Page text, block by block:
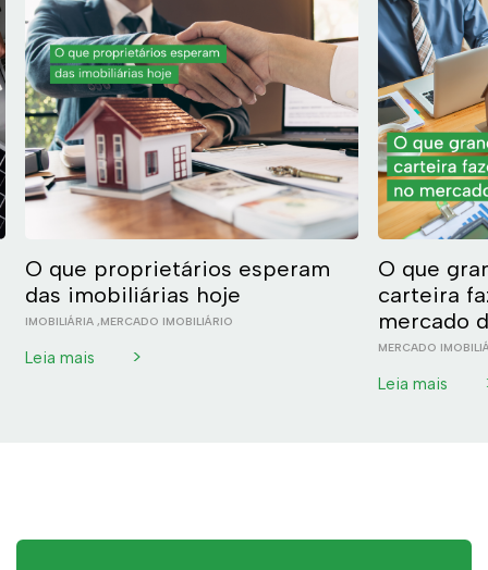
O que proprietários esperam
das imobiliárias hoje
IMOBILIÁRIA ,MERCADO IMOBILIÁRIO
Leia mais >
O que
carteira
mercado
MERCADO
Leia mais